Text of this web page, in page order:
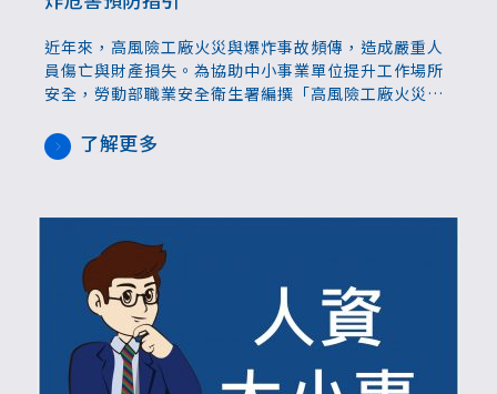
近年來，高風險工廠火災與爆炸事故頻傳，造成嚴重人
員傷亡與財產損失。為協助中小事業單位提升工作場所
安全，勞動部職業安全衛生署編撰「高風險工廠火災爆
潛在危害因素、確認現有防護設施的適切性與有效性，
並據以強化控制措施，以避免重大災害事故的發生，保
了解更多